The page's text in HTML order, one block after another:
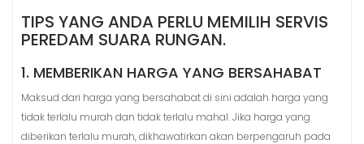
TIPS YANG ANDA PERLU MEMILIH SERVIS
PEREDAM SUARA RUNGAN.
1. MEMBERIKAN HARGA YANG BERSAHABAT
Maksud dari harga yang bersahabat di sini adalah harga yang
tidak terlalu murah dan tidak terlalu mahal. Jika harga yang
diberikan terlalu murah, dikhawatirkan akan berpengaruh pada